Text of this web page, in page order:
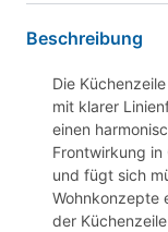
Beschreibung
Die
mit klarer
einen
Frontwirkung
und fügt sich
Wohnkonzepte
der